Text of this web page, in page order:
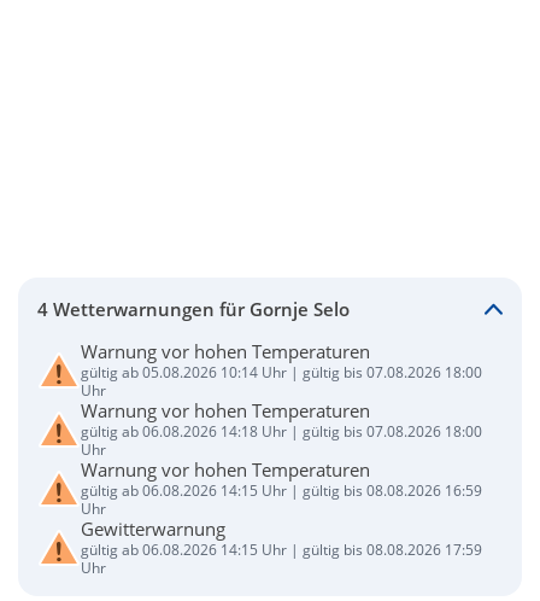
4 Wetterwarnungen für Gornje Selo
Warnung vor hohen Temperaturen
gültig ab 05.08.2026 10:14 Uhr | gültig bis 07.08.2026 18:00
Uhr
Warnung vor hohen Temperaturen
gültig ab 06.08.2026 14:18 Uhr | gültig bis 07.08.2026 18:00
Uhr
Warnung vor hohen Temperaturen
gültig ab 06.08.2026 14:15 Uhr | gültig bis 08.08.2026 16:59
Uhr
Gewitterwarnung
gültig ab 06.08.2026 14:15 Uhr | gültig bis 08.08.2026 17:59
Uhr